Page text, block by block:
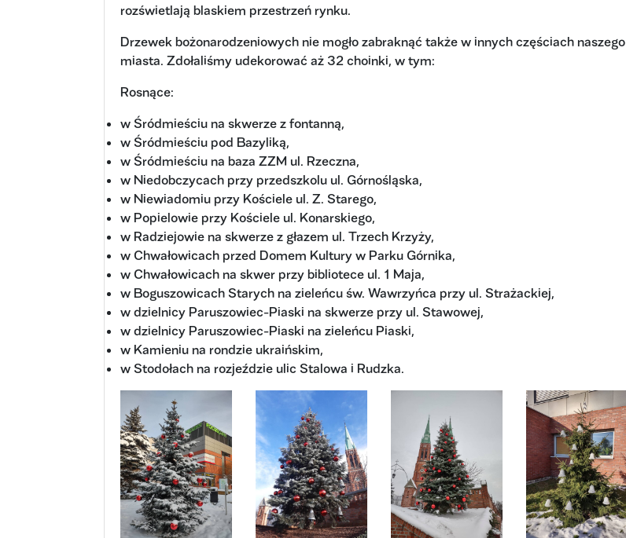
rozświetlają blaskiem przestrzeń rynku.
Drzewek bożonarodzeniowych nie mogło zabraknąć także w innych częściach naszego
miasta. Zdołaliśmy udekorować aż 32 choinki, w tym:
Rosnące:
w Śródmieściu na skwerze z fontanną,
w Śródmieściu pod Bazyliką,
w Śródmieściu na baza ZZM ul. Rzeczna,
w Niedobczycach przy przedszkolu ul. Górnośląska,
w Niewiadomiu przy Kościele ul. Z. Starego,
w Popielowie przy Kościele ul. Konarskiego,
w Radziejowie na skwerze z głazem ul. Trzech Krzyży,
w Chwałowicach przed Domem Kultury w Parku Górnika,
w Chwałowicach na skwer przy bibliotece ul. 1 Maja,
w Boguszowicach Starych na zieleńcu św. Wawrzyńca przy ul. Strażackiej,
w dzielnicy Paruszowiec-Piaski na skwerze przy ul. Stawowej,
w dzielnicy Paruszowiec-Piaski na zieleńcu Piaski,
w Kamieniu na rondzie ukraińskim,
w Stodołach na rozjeździe ulic Stalowa i Rudzka.